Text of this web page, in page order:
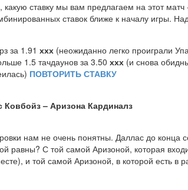
ставку мы вам предлагаем на этот
ставок ближе к началу игры.
за 1.91 ххх (неожиданно легко проиграли
1.5 тачдаунов за 3.50 ххх (и снова
ПОВТОРИТЬ СТАВКУ
Ковбойз– Аризона Кардиналз
нам не очень понятны. Даллас до конца
равны? С той самой Аризоной, которая
и той самой Аризоной, в которой есть